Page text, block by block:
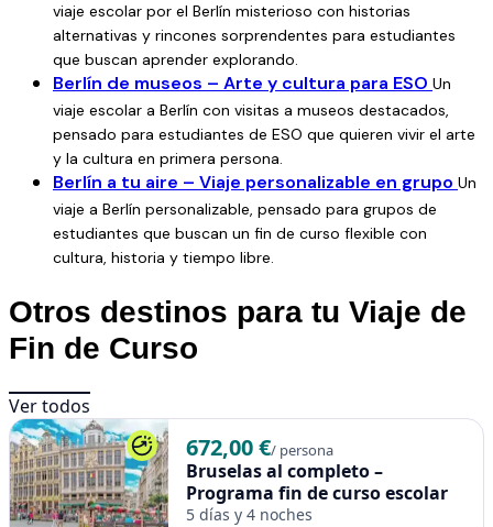
estimar el precio final al instante.
¿Qué incluye Berlín Monumental?
Actividades culturales y pedagógicas adaptadas a
secundaria y bachillerato, recorriendo por los principales
puntos históricos y culturales de Berlín: visita guiada por
Berlín, visita al Checkpoint Charlie, tour Muro de Berlín,
entrada a la Catedral de Berlín.
Alojamiento adaptado para grupos escolares
Asistencia en destino por un coordinador de viaje desde la
agencia.
un viaje de fin de curso espectacular a través del cual
conoceréis la historia y tradición de la ciudad.
pero es 100% modificable, ya que todos los viajes se
adaptan a cada grupo. Si queréis cambiar algo o
personalizarlo a vuestro gusto, podéis usar nuestra
calculadora de viajes para ver el precio del viaje ajustado a
vuestras necesidades.
viaje escolar por el Berlín misterioso con historias
alternativas y rincones sorprendentes para estudiantes
que buscan aprender explorando.
Berlín de museos – Arte y cultura para ESO Un
viaje escolar a Berlín con visitas a museos destacados,
pensado para estudiantes de ESO que quieren vivir el arte
y la cultura en primera persona.
Berlín a tu aire – Viaje personalizable en grupo Un
viaje a Berlín personalizable, pensado para grupos de
estudiantes que buscan un fin de curso flexible con
cultura, historia y tiempo libre.
Otros destinos para tu Viaje de
Fin de Curso
Ver todos
672,00 €/ persona
Bruselas al completo –
Programa fin de curso escolar
5 días y 4 noches